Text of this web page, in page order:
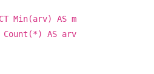
Min(arv) AS m
Count(*) AS arv